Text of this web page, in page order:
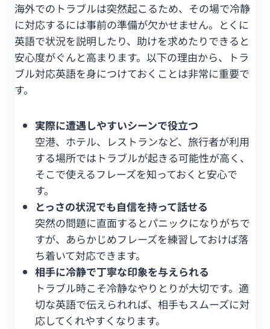
海外でのトラブルは突然起こるため、その場で冷静
に対応するには事前の準備が欠かせません。とくに
英語で状況を説明したり、助けを求めたりできると
安心度がぐんと高まります。以下の理由から、トラ
ブル対応英語を身につけておくことは非常に重要で
す。
実際に遭遇しやすいシーンで役立つ
空港、ホテル、レストランなど、旅行者が利用
する場所ではトラブルが起きる可能性が高く、
そこで使えるフレーズを知っておくと安心で
す。
とっさの状況でも自信を持って話せる
突然の問題に直面するとパニックになりがちで
すが、あらかじめフレーズを練習しておけば落
ち着いて対応できます。
相手に冷静で丁寧な印象を与えられる
トラブル時こそ冷静なやりとりが大切です。適
切な英語で伝えられれば、相手もスムーズに対
応してくれやすくなります。